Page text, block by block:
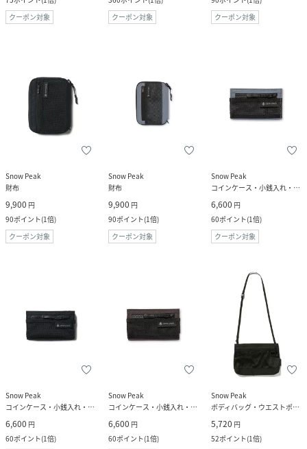
クーポン対象
クーポン対象
クーポン対象
Snow Peak
財布
9,900 円
90ポイント(1倍)
クーポン対象
Snow Peak
財布
9,900 円
90ポイント(1倍)
クーポン対象
Snow Peak
コインケース・小銭入れ・札入れ
6,600 円
60ポイント(1倍)
クーポン対象
Snow Peak
コインケース・小銭入れ・札入れ
6,600 円
60ポイント(1倍)
Snow Peak
コインケース・小銭入れ・札入れ
6,600 円
60ポイント(1倍)
Snow Peak
ボディバッグ・ウエストポーチ
5,720 円
52ポイント(1倍)